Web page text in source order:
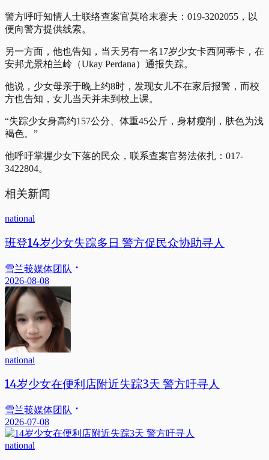
警方呼吁知情人士联络查案官莫哈末赛夫：019-3202055，以
便向警方提供线索。
另一方面，他也告知，当天另有一名17岁少女卡西阿蒂卡，在
安邦尤景柏兰岭（Ukay Perdana）通报失踪。
他说，少女母亲于晚上约8时，发现女儿不在家后报警，而校
方也告知，女儿当天并未到校上课。
“失踪少女身高约157公分、体重45公斤，身材瘦削，肤色为浅
褐色。”
他呼吁掌握少女下落的民众，联系查案官努法依扎：017-
3422804。
相关新闻
national
班登14岁少女失踪多日 警方促民众协助寻人
雪兰莪媒体团队
2026-08-08
national
14岁少女在便利店附近失踪3天 警方吁寻人
雪兰莪媒体团队
2026-07-08
national